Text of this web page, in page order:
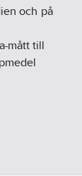
och på
mått till